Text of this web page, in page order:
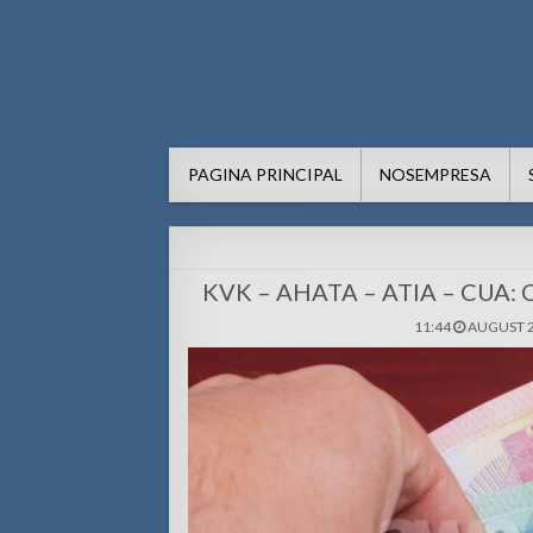
PAGINA PRINCIPAL NOSEMPRESA
KVK – AHATA – ATIA – CUA:
11:44 AUGUST